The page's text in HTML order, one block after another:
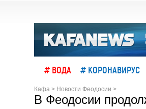
# ВОДА # КОРОНАВИРУС
Кафа > Новости Феодосии >
В Феодосии